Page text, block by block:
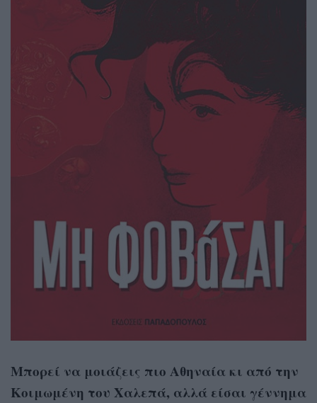
Μπορεί να μοιάζεις πιο Αθηναία κι από την
Κοιμωμένη του Χαλεπά, αλλά είσαι γέννημα